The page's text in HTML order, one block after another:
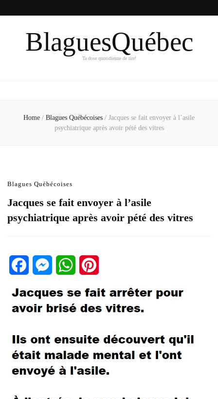
BlaguesQuébec
Ta dose quotidienne de rire!
Home / Blagues Québécoises / Jacques se fait envoyer à l’asile
psychiatrique après avoir pété des vitres
Blagues Québécoises
Jacques se fait envoyer à l’asile
psychiatrique après avoir pété des vitres